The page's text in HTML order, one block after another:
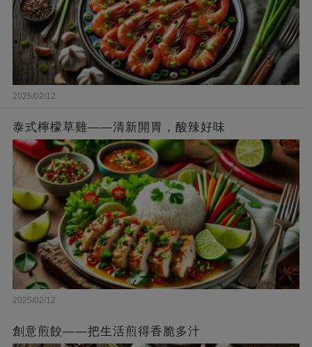
2025/02/12
泰式檸檬草雞——清新開胃，酸辣好味
2025/02/12
創意煎餃——把生活煎得香脆多汁